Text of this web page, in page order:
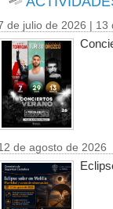
de julio de 2026 | 13
de agosto de 2026